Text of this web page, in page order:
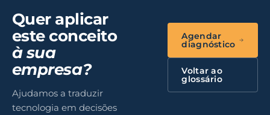
Quer aplicar
este conceito
à sua
empresa?
Ajudamos a traduzir
tecnologia em decisões
Agendar
diagnóstico
Voltar ao
glossário